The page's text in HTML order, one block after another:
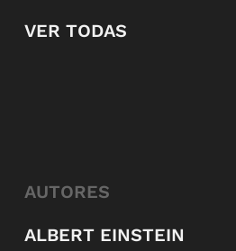
VER TODAS
AUTORES
ALBERT EINSTEIN